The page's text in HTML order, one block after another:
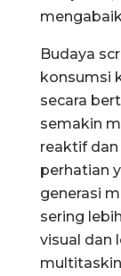
Budaya
konsumsi
secara
semakin
reaktif
perhatian
generasi
sering
visual dan